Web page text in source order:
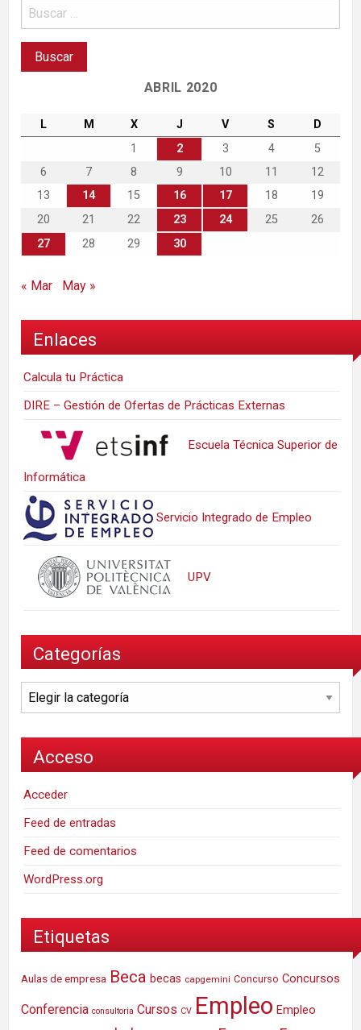
ABRIL 2020
L M X J V S
D
1
2 3 4
5
6
7 8 9 10 11
12
13
14 15 16 17 18
19
20
21 22 23 24 25
26
27
28 29 30
« Mar May »
Enlaces
Calcula tu Práctica
DIRE – Gestión de Ofertas de Prácticas Externas
Escuela Técnica Superior de
Informática
Servicio Integrado de Empleo
UPV
Categorías
Categorías
Acceso
Acceder
Feed de entradas
Feed de comentarios
WordPress.org
Etiquetas
Aulas de empresa Beca becas capgemini Concurso Concursos
Conferencia consultoria Cursos CV Empleo Empleo